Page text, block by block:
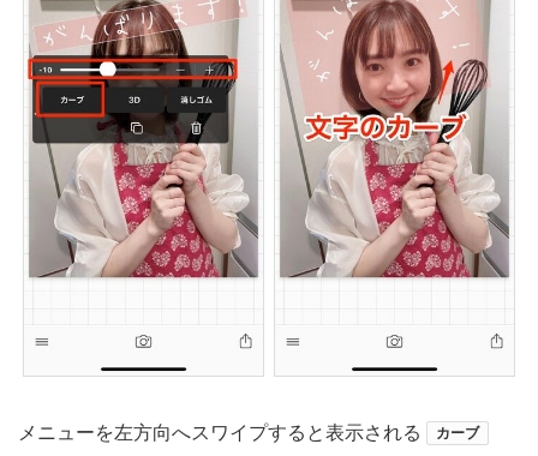
メニューを左方向へスワイプすると表示される カーブ